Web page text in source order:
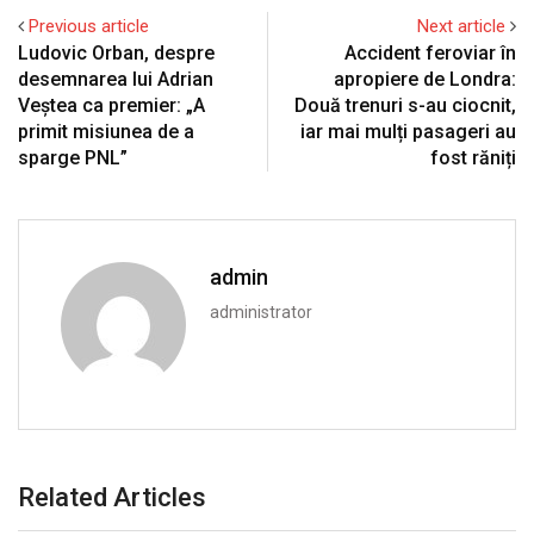
Previous article
Ludovic Orban, despre
desemnarea lui Adrian
Veștea ca premier: „A
primit misiunea de a
sparge PNL”
Next article
Accident feroviar în
apropiere de Londra:
Două trenuri s-au ciocnit,
iar mai mulți pasageri au
fost răniți
admin
administrator
Related Articles